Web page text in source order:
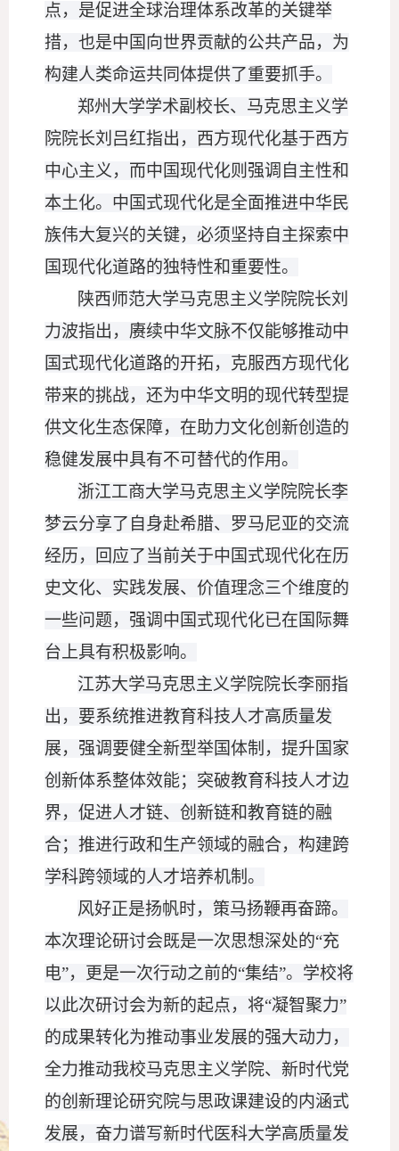
点，是促进全球治理体系改革的关键举
措，也是中国向世界贡献的公共产品，为
构建人类命运共同体提供了重要抓手。
郑州大学学术副校长、马克思主义学
院院长刘吕红指出，西方现代化基于西方
中心主义，而中国现代化则强调自主性和
本土化。中国式现代化是全面推进中华民
族伟大复兴的关键，必须坚持自主探索中
国现代化道路的独特性和重要性。
陕西师范大学马克思主义学院院长刘
力波指出，赓续中华文脉不仅能够推动中
国式现代化道路的开拓，克服西方现代化
带来的挑战，还为中华文明的现代转型提
供文化生态保障，在助力文化创新创造的
稳健发展中具有不可替代的作用。
浙江工商大学马克思主义学院院长李
梦云分享了自身赴希腊、罗马尼亚的交流
经历，回应了当前关于中国式现代化在历
史文化、实践发展、价值理念三个维度的
一些问题，强调中国式现代化已在国际舞
台上具有积极影响。
江苏大学马克思主义学院院长李丽指
出，要系统推进教育科技人才高质量发
展，强调要健全新型举国体制，提升国家
创新体系整体效能；突破教育科技人才边
界，促进人才链、创新链和教育链的融
合；推进行政和生产领域的融合，构建跨
学科跨领域的人才培养机制。
风好正是扬帆时，策马扬鞭再奋蹄。
本次理论研讨会既是一次思想深处的“充
电”，更是一次行动之前的“集结”。学校将
以此次研讨会为新的起点，将“凝智聚力”
的成果转化为推动事业发展的强大动力，
全力推动我校马克思主义学院、新时代党
的创新理论研究院与思政课建设的内涵式
发展，奋力谱写新时代医科大学高质量发